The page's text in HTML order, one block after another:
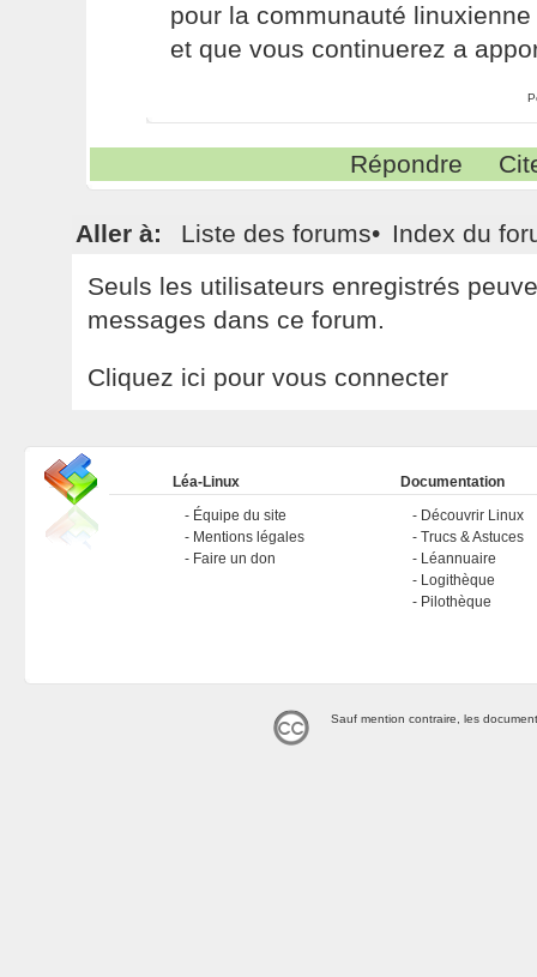
pour la communauté linuxienne
et que vous continuerez a
Répondre
Aller à: Liste des forums• Index du
Seuls les utilisateurs enregistrés
messages dans ce forum.
Cliquez ici pour vous connecter
Léa-Linux
Équipe du site
Mentions légales
Faire un don
Documentation
Découvrir Linux
Trucs & Astuces
Léannuaire
Logithèque
Pilothèque
Sauf mention contraire, les